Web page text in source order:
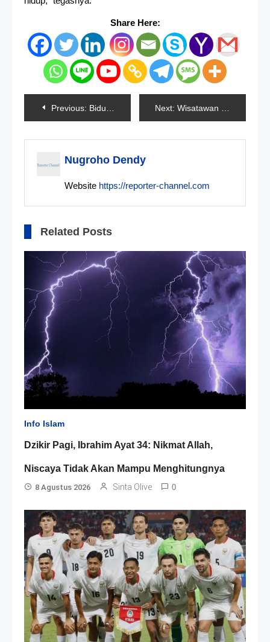
Share Here:
Navigasi
pos
Previous: Biduan Pembuang Bayi Ditangkap Polisi Next: Wisatawan Pantai Santolo Tewas
Nugroho Dendy
Website https://reporter-channel.com
Related Posts
Info Islam
Dzikir Pagi, Ibrahim Ayat 34: Nikmat Allah,
Niscaya Tidak Akan Mampu Menghitungnya
8 Agustus 2026 Sinta Olive 0